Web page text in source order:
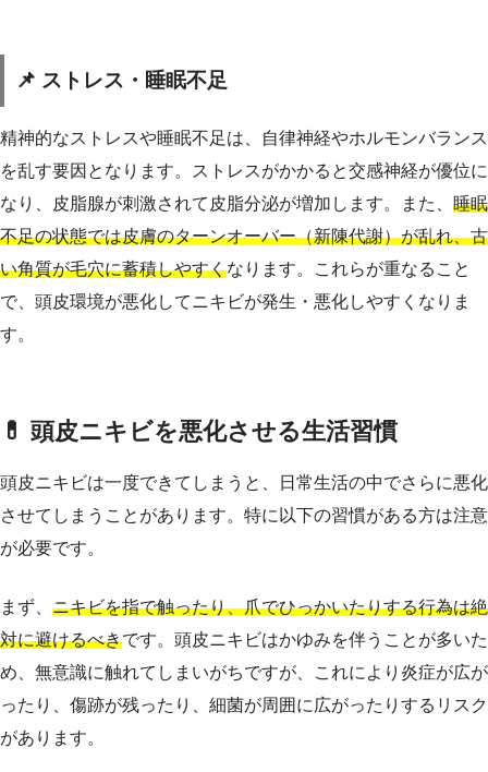
📌 ストレス・睡眠不足
精神的なストレスや睡眠不足は、自律神経やホルモンバランス
を乱す要因となります。ストレスがかかると交感神経が優位に
なり、皮脂腺が刺激されて皮脂分泌が増加します。また、 睡眠
不足の状態では皮膚のターンオーバー（新陳代謝）が乱れ、古
い角質が毛穴に蓄積しやすくなります。これらが重なること
で、頭皮環境が悪化してニキビが発生・悪化しやすくなりま
す。
💊 頭皮ニキビを悪化させる生活習慣
頭皮ニキビは一度できてしまうと、日常生活の中でさらに悪化
させてしまうことがあります。特に以下の習慣がある方は注意
が必要です。
まず、 ニキビを指で触ったり、爪でひっかいたりする行為は絶
対に避けるべきです。頭皮ニキビはかゆみを伴うことが多いた
め、無意識に触れてしまいがちですが、これにより炎症が広が
ったり、傷跡が残ったり、細菌が周囲に広がったりするリスク
があります。